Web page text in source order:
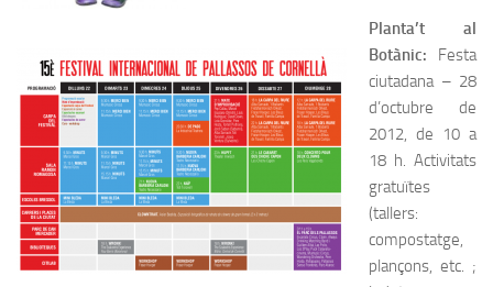
Planta’t al
Botànic: Festa
ciutadana – 28
d’octubre de
2012, de 10 a
18 h. Activitats
gratuïtes
(tallers:
compostatge,
plançons, etc. ;